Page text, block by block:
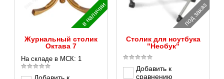
в наличии
Журнальный столик
Октава 7
На складе в МСК: 1
под заказ
Столик для ноутбука
"Необук"
Добавить к
сравнению